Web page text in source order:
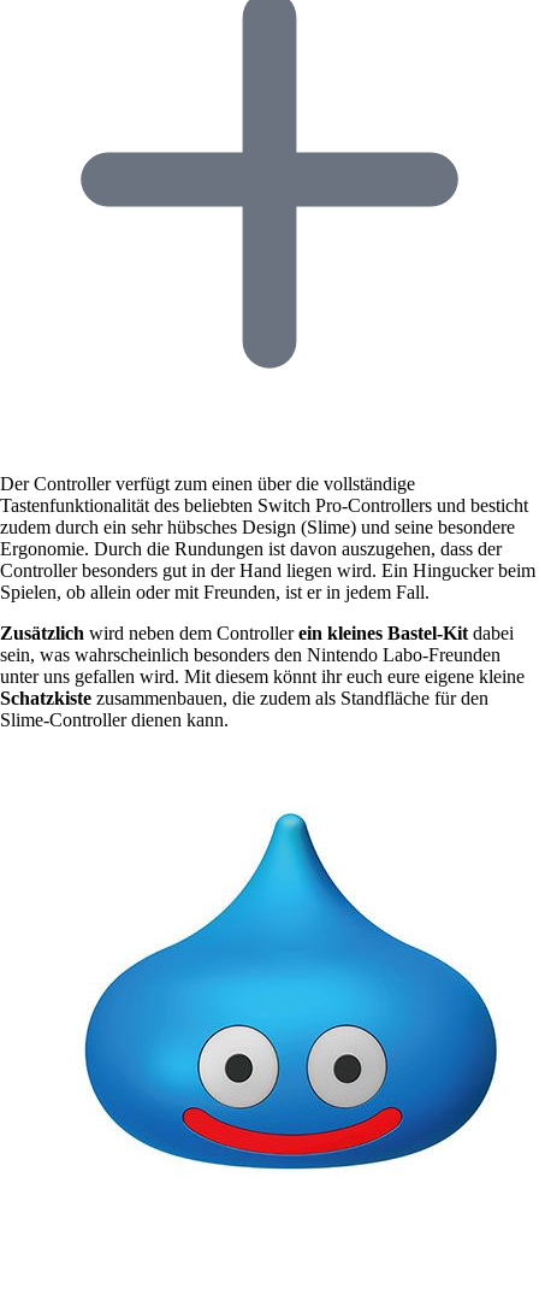
Der Controller verfügt zum einen über die vollständige
Tastenfunktionalität des beliebten Switch Pro-Controllers und besticht
zudem durch ein sehr hübsches Design (Slime) und seine besondere
Ergonomie. Durch die Rundungen ist davon auszugehen, dass der
Controller besonders gut in der Hand liegen wird. Ein Hingucker beim
Spielen, ob allein oder mit Freunden, ist er in jedem Fall.
Zusätzlich wird neben dem Controllerein kleines Bastel-Kit dabei
sein, was wahrscheinlich besonders den Nintendo Labo-Freunden
unter uns gefallen wird. Mit diesem könnt ihr euch eure eigene kleine
Schatzkiste zusammenbauen, die zudem als Standfläche für den
Slime-Controller dienen kann.